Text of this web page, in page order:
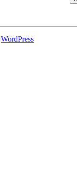
WordPress